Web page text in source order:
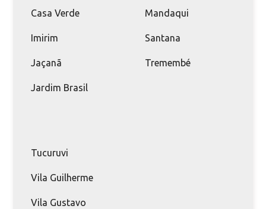
Casa Verde
Imirim
Jaçanã
Jardim Brasil
Mandaqui
Santana
Tremembé
Tucuruvi
Vila Guilherme
Vila Gustavo